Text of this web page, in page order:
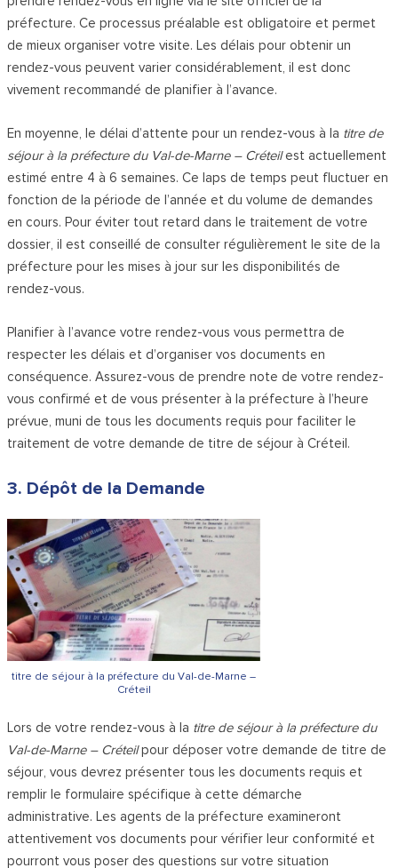
préfecture. Ce processus préalable est obligatoire et permet
de mieux organiser votre visite. Les délais pour obtenir un
rendez-vous peuvent varier considérablement, il est donc
vivement recommandé de planifier à l’avance.
En moyenne, le délai d’attente pour un rendez-vous à la titre de
séjour à la préfecture du Val-de-Marne – Créteilest actuellement
estimé entre 4 à 6 semaines. Ce laps de temps peut fluctuer en
fonction de la période de l’année et du volume de demandes
en cours. Pour éviter tout retard dans le traitement de votre
dossier, il est conseillé de consulter régulièrement le site de la
préfecture pour les mises à jour sur les disponibilités de
rendez-vous.
Planifier à l’avance votre rendez-vous vous permettra de
respecter les délais et d’organiser vos documents en
conséquence. Assurez-vous de prendre note de votre rendez-
vous confirmé et de vous présenter à la préfecture à l’heure
prévue, muni de tous les documents requis pour faciliter le
traitement de votre demande de titre de séjour à Créteil.
3. Dépôt de la Demande
titre de séjour à la préfecture du Val-de-Marne –
Créteil
Lors de votre rendez-vous à la titre de séjour à la préfecture du
Val-de-Marne – Créteilpour déposer votre demande de titre de
séjour, vous devrez présenter tous les documents requis et
remplir le formulaire spécifique à cette démarche
administrative. Les agents de la préfecture examineront
attentivement vos documents pour vérifier leur conformité et
pourront vous poser des questions sur votre situation